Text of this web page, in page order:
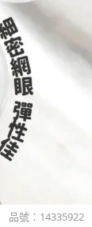
品號： 14335922